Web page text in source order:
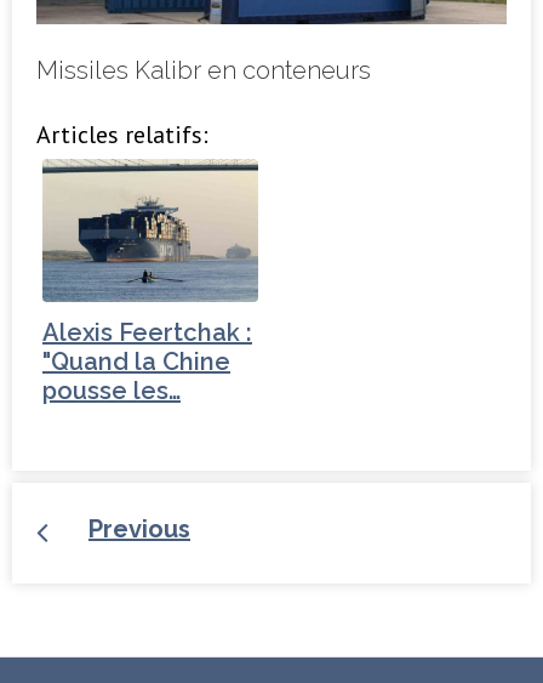
Missiles Kalibr en conteneurs
Articles relatifs:
Alexis Feertchak :
"Quand la Chine
pousse les…
Previous